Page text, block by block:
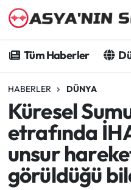
Tüm Haberler
HABERLER DÜNYA
Küresel
etrafında
unsur
görüldüğü
Dünya
Ekonomi
Bilim - Teknoloji
Kültür - Sanat